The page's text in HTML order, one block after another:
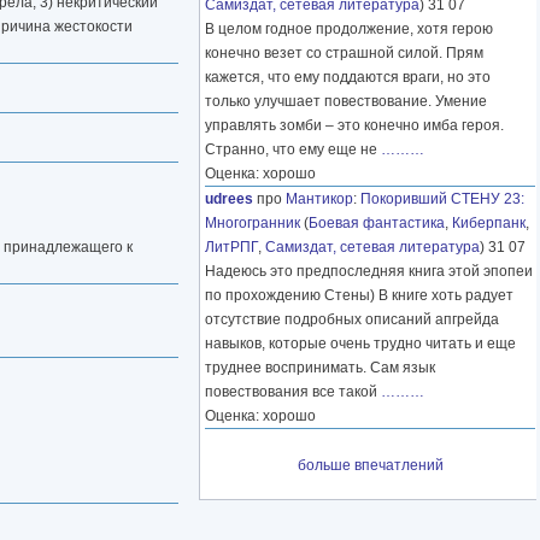
жестокости
принадлежащего к
Самиздат, сетевая литература) 31 07
В целом годное продолжение, хотя герою
конечно везет со страшной силой. Прям
кажется, что ему поддаются враги, но это
только улучшает повествование. Умение
управлять зомби – это конечно имба героя.
Странно, что ему еще не ………
Оценка: хорошо
udrees про Мантикор: Покоривший СТЕНУ 23:
Многогранник (Боевая фантастика, Киберпанк,
ЛитРПГ, Самиздат, сетевая литература) 31 07
Надеюсь это предпоследняя книга этой эпопеи
по прохождению Стены) В книге хоть радует
отсутствие подробных описаний апгрейда
навыков, которые очень трудно читать и еще
труднее воспринимать. Сам язык
повествования все такой ………
Оценка: хорошо
больше впечатлений